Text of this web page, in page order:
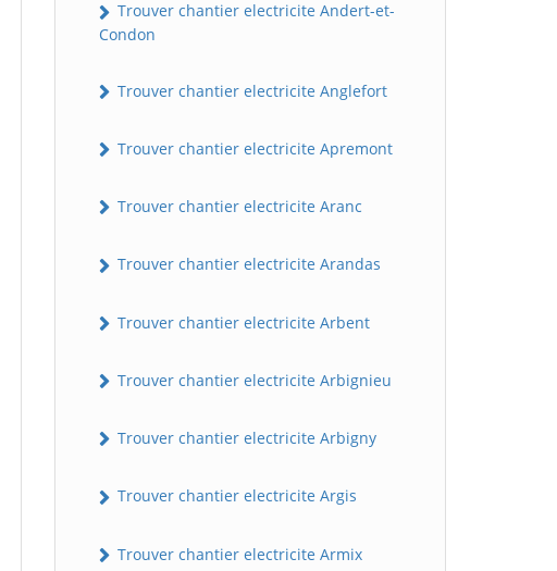
Trouver chantier electricite Andert-et-
Condon
Trouver chantier electricite Anglefort
Trouver chantier electricite Apremont
Trouver chantier electricite Aranc
Trouver chantier electricite Arandas
Trouver chantier electricite Arbent
Trouver chantier electricite Arbignieu
Trouver chantier electricite Arbigny
Trouver chantier electricite Argis
Trouver chantier electricite Armix